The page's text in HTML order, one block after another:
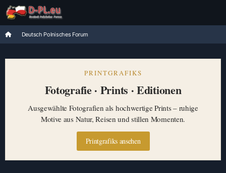
Deutsch Polnisches Forum
PRINTGRAFIKS
Fotografie · Prints · Editionen
Ausgewählte Fotografien als hochwertige Prints – ruhige
Motive aus Natur, Reisen und stillen Momenten.
Printgrafiks ansehen